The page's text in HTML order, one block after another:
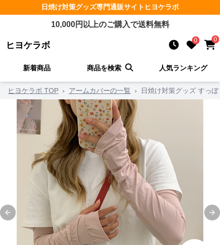
日焼け対策グッズ専門通販サイト ヒヨケラボ
10,000円以上のご購入で送料無料
ヒヨケラボ 0 0
新着商品 商品を検索 人気ランキング
ヒヨケラボ TOP › アームカバーの一覧 › 日焼け対策グッズ すっ
Previous slide